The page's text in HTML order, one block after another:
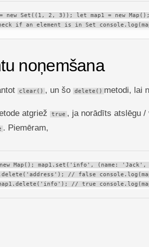
new Set((1, 2, 3)); let map1 = new
if an element is in Set
noņemšana
clear() , un šo delete() metodi, lai
atgriež true , ja norādīts atslēgu
. Piemēram,
new Map(); map1.set('info', (name:
// false
// true